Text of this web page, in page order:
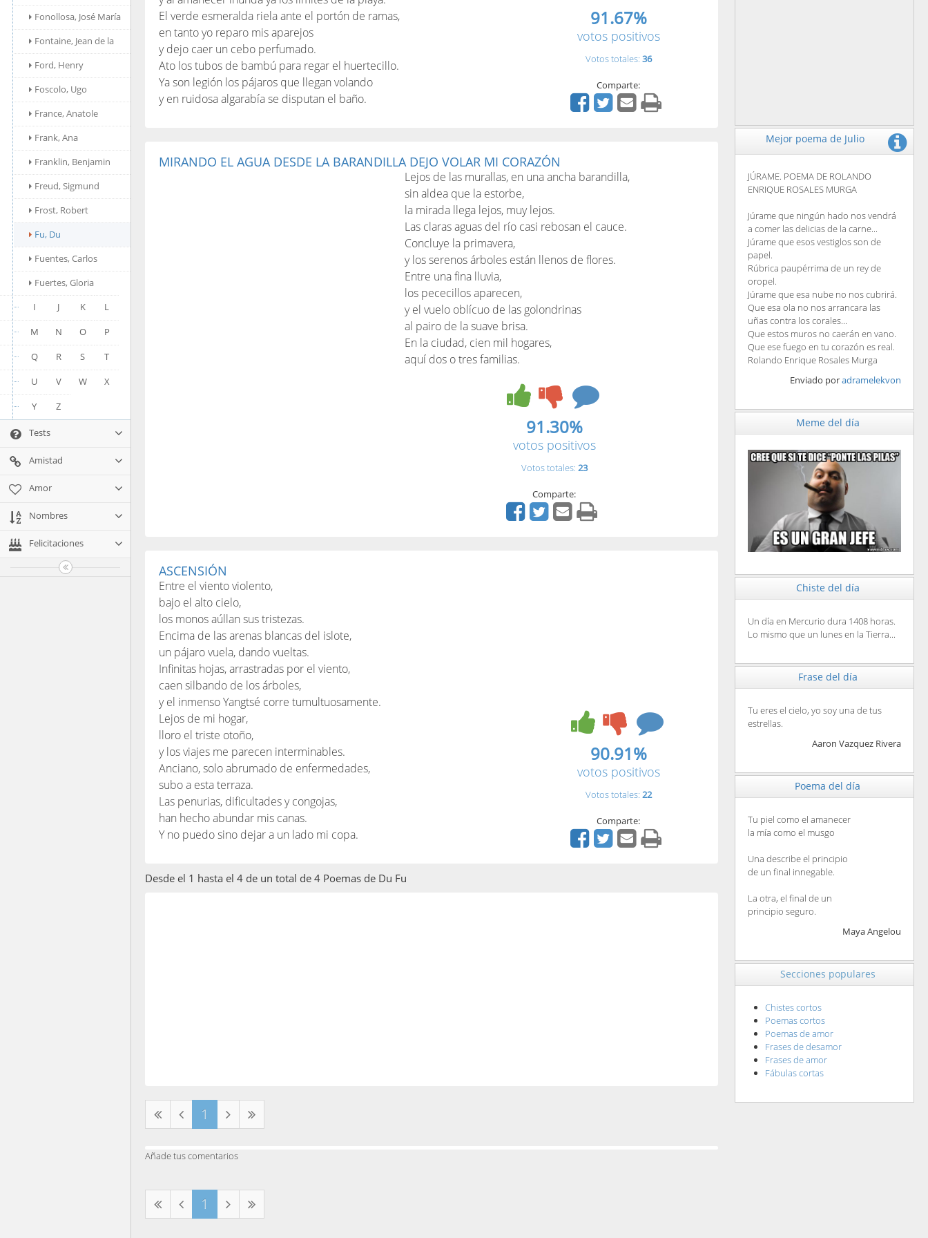
Fonollosa, José María
Fontaine, Jean de la
Ford, Henry
Foscolo, Ugo
France, Anatole
Frank, Ana
Franklin, Benjamin
Freud, Sigmund
Frost, Robert
Fu, Du
Fuentes, Carlos
Fuertes, Gloria
I
J K
L
M
N O
P
Q
R S
T
U
V W
X
Y
Z
Tests
Amistad
Amor
Nombres
Felicitaciones
El verde esmeralda riela ante el portón de ramas,
en tanto yo reparo mis aparejos
y dejo caer un cebo perfumado.
Ato los tubos de bambú para regar el huertecillo.
Ya son legión los pájaros que llegan volando
y en ruidosa algarabía se disputan el baño.
91.67%
votos positivos
Votos totales: 36
Comparte:
MIRANDO EL AGUA DESDE LA BARANDILLA DEJO VOLAR MI CORAZÓN
Lejos de las murallas, en una ancha barandilla,
sin aldea que la estorbe,
la mirada llega lejos, muy lejos.
Las claras aguas del río casi rebosan el cauce.
Concluye la primavera,
y los serenos árboles están llenos de flores.
Entre una fina lluvia,
los pececillos aparecen,
y el vuelo oblícuo de las golondrinas
al pairo de la suave brisa.
En la ciudad, cien mil hogares,
aquí dos o tres familias.
91.30%
votos positivos
Votos totales: 23
Comparte:
ASCENSIÓN
Entre el viento violento,
bajo el alto cielo,
los monos aúllan sus tristezas.
Encima de las arenas blancas del islote,
un pájaro vuela, dando vueltas.
Infinitas hojas, arrastradas por el viento,
caen silbando de los árboles,
y el inmenso Yangtsé corre tumultuosamente.
Lejos de mi hogar,
lloro el triste otoño,
y los viajes me parecen interminables.
Anciano, solo abrumado de enfermedades,
subo a esta terraza.
Las penurias, dificultades y congojas,
han hecho abundar mis canas.
Y no puedo sino dejar a un lado mi copa.
90.91%
votos positivos
Votos totales: 22
Comparte:
Desde el 1 hasta el 4 de un total de 4 Poemas de Du Fu
1
Añade tus comentarios
1
Mejor poema de Julio
JÚRAME. POEMA DE ROLANDO
ENRIQUE ROSALES MURGA
Júrame que ningún hado nos vendrá
a comer las delicias de la carne...
Júrame que esos vestiglos son de
papel.
Rúbrica paupérrima de un rey de
oropel.
Júrame que esa nube no nos cubrirá.
Que esa ola no nos arrancara las
uñas contra los corales...
Que estos muros no caerán en vano.
Que ese fuego en tu corazón es real.
Rolando Enrique Rosales Murga
Enviado poradramelekvon
Meme del día
Chiste del día
Un día en Mercurio dura 1408 horas.
Lo mismo que un lunes en la Tierra...
Frase del día
Tu eres el cielo, yo soy una de tus
estrellas.
Aaron Vazquez Rivera
Poema del día
Tu piel como el amanecer
la mía como el musgo
Una describe el principio
de un final innegable.
La otra, el final de un
principio seguro.
Maya Angelou
Secciones populares
Chistes cortos
Poemas cortos
Poemas de amor
Frases de desamor
Frases de amor
Fábulas cortas